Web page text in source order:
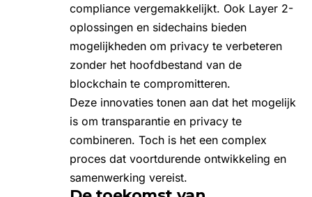
compliance vergemakkelijkt. Ook Layer 2-
oplossingen en sidechains bieden
mogelijkheden om privacy te verbeteren
zonder het hoofdbestand van de
blockchain te compromitteren.
Deze innovaties tonen aan dat het mogelijk
is om transparantie en privacy te
combineren. Toch is het een complex
proces dat voortdurende ontwikkeling en
samenwerking vereist.